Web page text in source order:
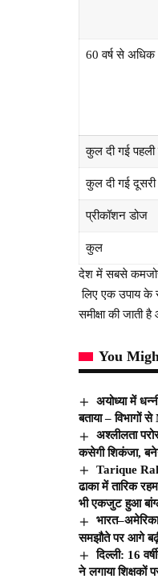
60 वर्ष से अधिक
कुल दी गई
कुल दी गई
प्रीकॉशन डोज
कुल
देश में सबसे
लिए एक उपाय के
समीक्षा की जाती
You
अयोध्या में
बताया – विभागों
अश्लीलता
कसेगी शिकंजा,
Tarique
ढाका में तारिक
भी एकजुट हुआ
भारत–अमेरिका
समझौते पर आगे
दिल्ली: 16
ने लगाया शिक्षकों